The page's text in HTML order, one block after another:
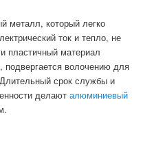
металл, который легко
ток и тепло, не
пластичный материал
подвергается волочению для
срок службы и
делаюталюминиевый